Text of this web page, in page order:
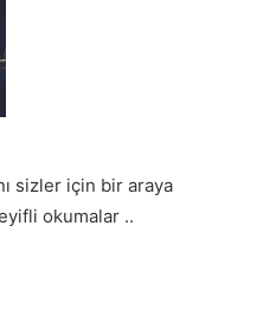
sizler için bir araya
okumalar ..